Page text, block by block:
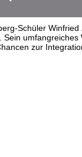
Schüler
Sein
zur